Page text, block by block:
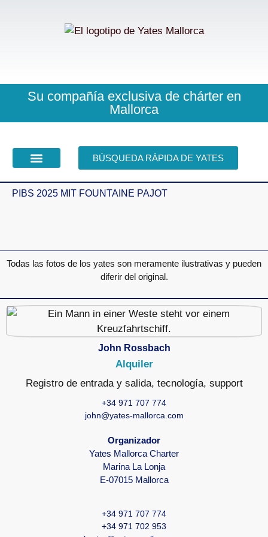
Su compañía exclusiva de chárter en
Mallorca
BÚSQUEDA RÁPIDA DE YATES
PIBS 2025 MIT FOUNTAINE PAJOT
Todas las fotos de los yates son meramente ilustrativas y pueden
diferir del original.
John Rossbach
Alquiler
Registro de entrada y salida, tecnología, support
+34 971 707 774
john@yates-mallorca.com
Organizador
Yates Mallorca Charter
Marina La Lonja
E-07015 Mallorca
+34 971 707 774
+34 971 702 953